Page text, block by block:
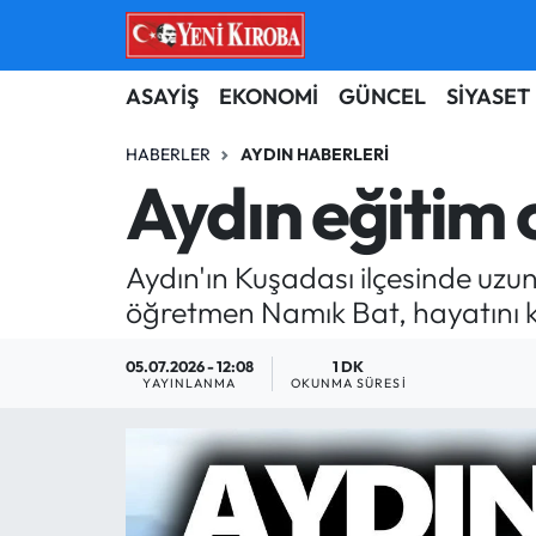
ASAYİŞ EKONOMİ GÜNCEL SİYASET
HABERLER AYDIN HABERLERI
Aydın eğitim
Aydın'ın Kuşadası ilçesinde
öğretmen Namık Bat, hayatını
05.07.2026 - 12:08
YAYINLANMA
1 DK
OKUNMA SÜRESI
ASAYİŞ
BİLİM-TEKNOLOJİ
DÜNYA
EKONOMİ
GÜNDEM
Aydın Nöbetçi Eczaneler
Aydın Hava Durumu
Aydin Namaz Vakitleri
Aydın Trafik Yoğunluk Haritası
Süper Lig Puan Durumu ve Fikstür
Tüm Manşetler
Son Dakika Haberleri
Haber Arşivi